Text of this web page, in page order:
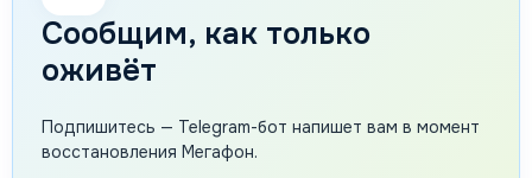
Сообщим, как только
оживёт
Подпишитесь — Telegram-бот напишет вам в момент
восстановления Мегафон.